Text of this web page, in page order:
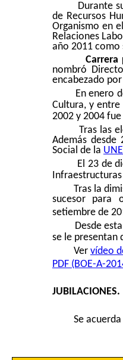
Durante
de Recursos
Organismo en
Relaciones
año 2011 como
Carrera
nombró
encabezado
En enero
Cultura, y
2002 y 2004
Tras las
Además
Social de la
El 23 de
Tras la
sucesor para
setiembre de
Desde
se le presentan
Ver vídeo
PDF (BOE-A-
JUBILACIONES.
Se